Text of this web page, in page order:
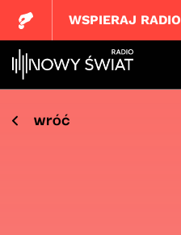
WSPIERAJ RADIO
wróć